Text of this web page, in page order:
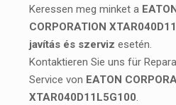
Keressen meg minket a EATON
CORPORATION
javítás és szerviz esetén.
Kontaktieren Sie uns für
Service von EATON
XTAR040D11L5G100.